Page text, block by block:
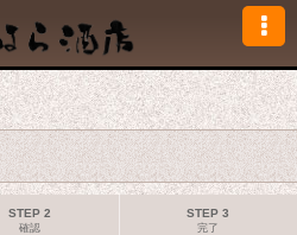
STEP 2
確認
STEP 3
完了